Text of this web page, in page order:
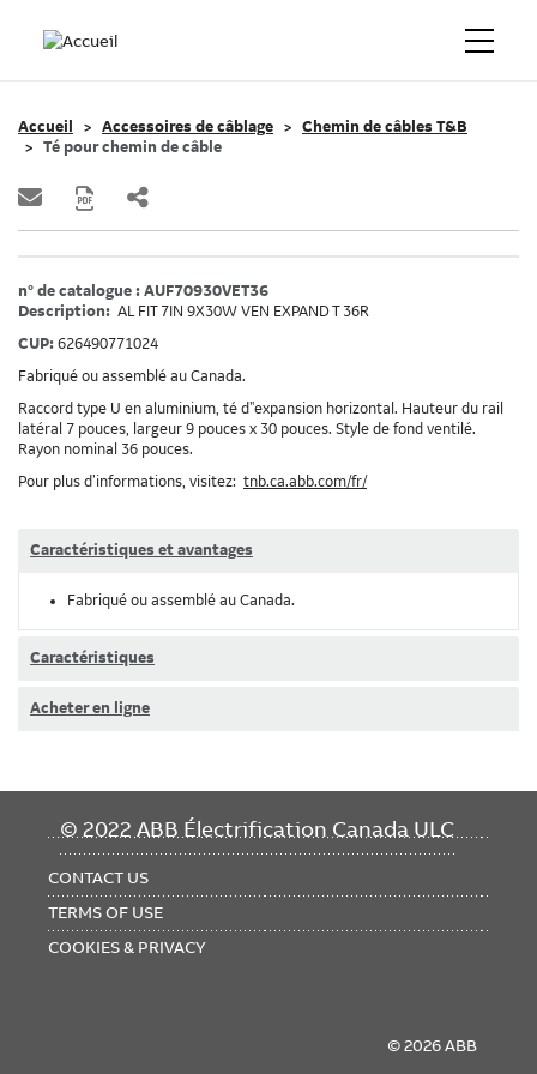
Accueil Accessoires de câblage
Chemin de câbles T&B
Té pour chemin de câble
n° de catalogue : AUF70930VET36
Description: AL FIT 7IN 9X30W VEN EXPAND T 36R
CUP: 626490771024
Fabriqué ou assemblé au Canada.
Raccord type U en aluminium, té d"expansion horizontal. Hauteur du rail
latéral 7 pouces, largeur 9 pouces x 30 pouces. Style de fond ventilé.
Rayon nominal 36 pouces.
Pour plus d’informations, visitez: tnb.ca.abb.com/fr/
Caractéristiques et avantages
Fabriqué ou assemblé au Canada.
Caractéristiques
Acheter en ligne
© 2022 ABB Électrification Canada ULC
FOOTER
CONTACT US
TERMS OF USE
COOKIES & PRIVACY
© 2026 ABB